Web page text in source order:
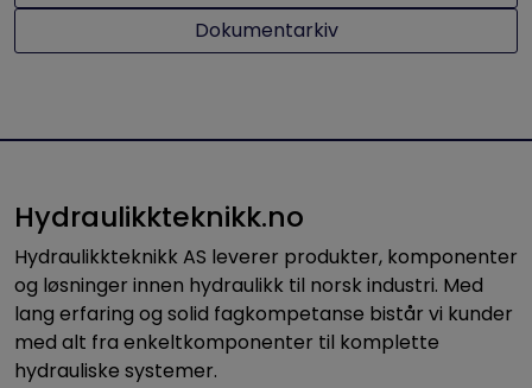
Dokumentarkiv
Hydraulikkteknikk.no
Hydraulikkteknikk AS leverer produkter, komponenter
og løsninger innen hydraulikk til norsk industri. Med
lang erfaring og solid fagkompetanse bistår vi kunder
med alt fra enkeltkomponenter til komplette
hydrauliske systemer.